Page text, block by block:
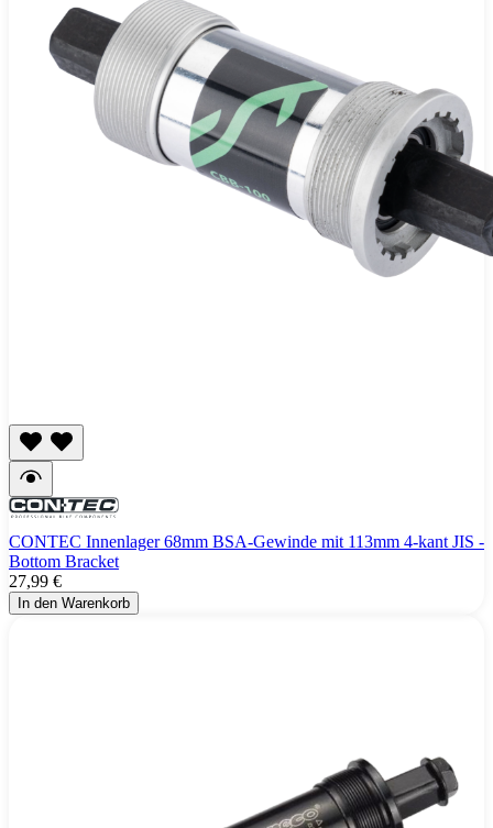
CONTEC Innenlager 68mm BSA-Gewinde mit 113mm 4-kant JIS -
Bottom Bracket
27,99 €
In den Warenkorb